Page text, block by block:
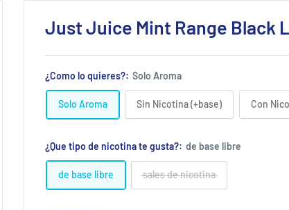
Just Juice Mint Range Black
¿Como lo quieres?: Solo Aroma
Solo Aroma Sin Nicotina (+base) Con
¿Que tipo de nicotina te gusta?: de base libre
de base libre sales de nicotina